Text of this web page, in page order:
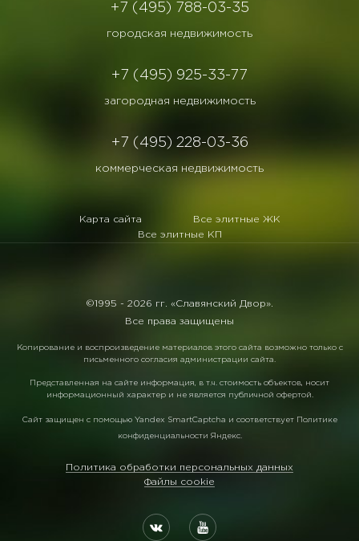
+7 (495) 788-03-35
городская недвижимость
+7 (495) 925-33-77
загородная недвижимость
+7 (495) 228-03-36
коммерческая недвижимость
Карта сайта
Все элитные ЖК
Все элитные КП
©1995 - 2026 гг. «Славянский Двор».
Все права защищены
Копирование и воспроизведение материалов этого сайта возможно только с
письменного согласия администрации сайта.
Представленная на сайте информация, в т.ч. стоимость объектов, носит
информационный характер и не является публичной офертой.
Сайт защищен с помощью Yandex SmartCaptcha и соответствует Политике
конфиденциальности Яндекс.
Политика обработки персональных данных
Файлы cookie